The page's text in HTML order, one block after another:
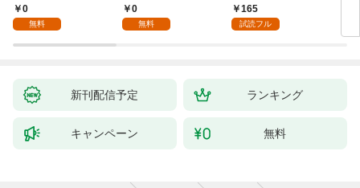
る～不人気の支援魔術
師は給料泥棒だと魔術
が、出世した元教え子
0
無料
魔術師～辺境の地でス
ローライフを夢見る
0
無料
(話売り) #1
165
試読フル
新刊配信予定 ランキング
キャンペーン 無料